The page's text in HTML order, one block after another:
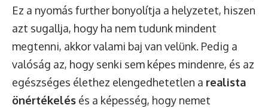
Ez a nyomás further bonyolítja a helyzetet, hiszen
azt sugallja, hogy ha nem tudunk mindent
megtenni, akkor valami baj van velünk. Pedig a
valóság az, hogy senki sem képes mindenre, és az
egészséges élethez elengedhetetlen a realista
önértékelés és a képesség, hogy nemet